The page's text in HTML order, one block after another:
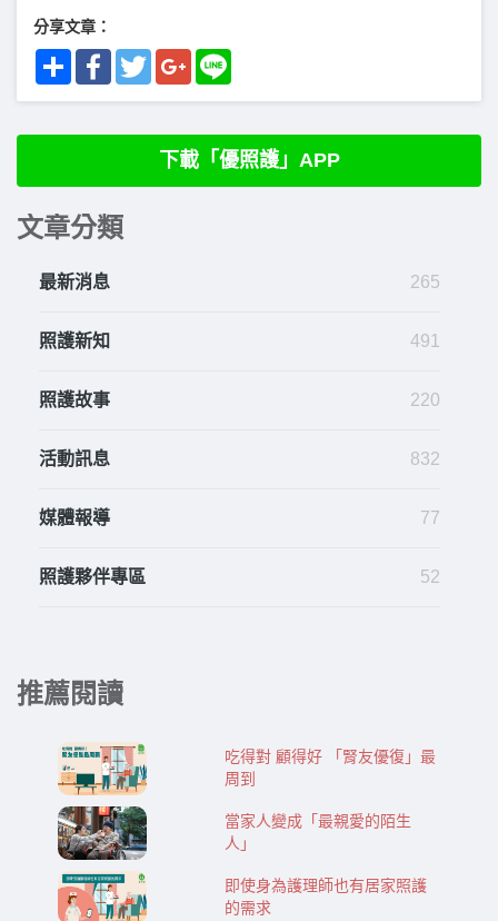
分享文章：
Share FacebookTwitterGoogle+
下載「優照護」APP
文章分類
最新消息 265
照護新知 491
照護故事 220
活動訊息 832
媒體報導 77
照護夥伴專區 52
推薦閱讀
吃得對 顧得好 「腎友優復」最
周到
當家人變成「最親愛的陌生
人」
即使身為護理師也有居家照護
的需求